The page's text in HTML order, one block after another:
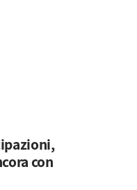
con